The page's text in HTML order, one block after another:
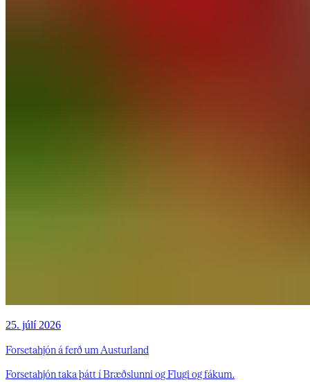
25. júlí 2026
Forsetahjón á ferð um Austurland
Forsetahjón taka þátt í Bræðslunni og Flugi og fákum.